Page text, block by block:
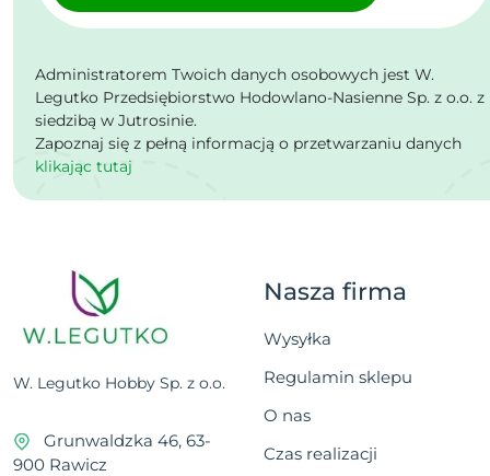
Administratorem Twoich danych osobowych jest W.
Legutko Przedsiębiorstwo Hodowlano-Nasienne Sp. z o.o. z
siedzibą w Jutrosinie.
Zapoznaj się z pełną informacją o przetwarzaniu danych
klikając tutaj
W. Legutko Hobby Sp. z o.o.
Grunwaldzka 46, 63-
900 Rawicz
Nasza firma
Wysyłka
Regulamin sklepu
O nas
Czas realizacji